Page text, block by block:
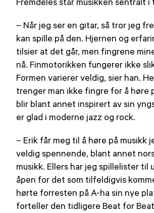
– Når jeg ser en gitar, så tror jeg
kan spille på den. Hjernen og
tilsier at det går, men fingrene
nå. Finmotorikken fungerer ikke
Formen varierer veldig, sier han.
trenger man ikke fingre for å høre
blir blant annet inspirert av sin
er glad i moderne jazz og rock.
– Erik får meg til å høre på musikk
veldig spennende, blant annet
musikk. Ellers har jeg spillelister til
åpen for det som tilfeldigvis
hørte forresten på A-ha sin nye
forteller den tidligere Beat for